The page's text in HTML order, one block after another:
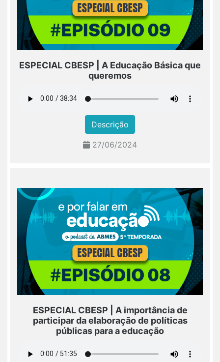
ESPECIAL CBESP | A Educação Básica que
queremos
Descrição
27/06/2024
ESPECIAL CBESP | A importância de
participar da elaboração de políticas
públicas para a educação